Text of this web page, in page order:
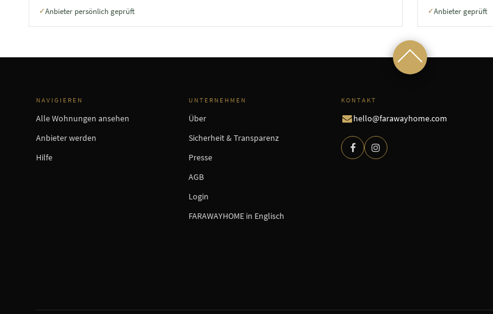
✓Anbieter persönlich geprüft ✓Anbieter geprüft
NAVIGIEREN
Alle Wohnungen ansehen
Anbieter werden
Hilfe
UNTERNEHMEN
Über
Sicherheit & Transparenz
Presse
AGB
Login
FARAWAYHOME in Englisch
KONTAKT
hello@farawayhome.com